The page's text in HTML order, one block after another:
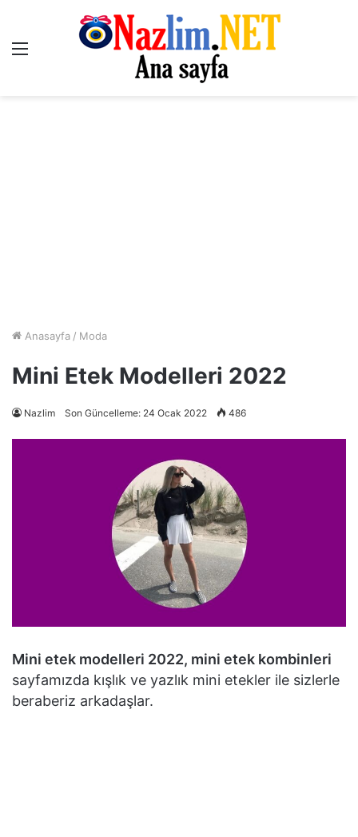
Menü
Anasayfa / Moda
Mini Etek Modelleri 2022
Nazlim Son Güncelleme: 24 Ocak 2022 486
Mini etek modelleri 2022, mini etek kombinleri
sayfamızda kışlık ve yazlık mini etekler ile sizlerle
beraberiz arkadaşlar.